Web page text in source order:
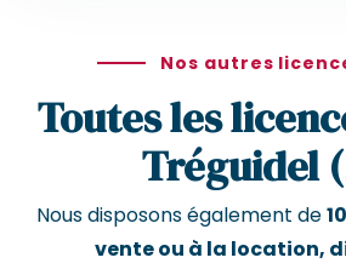
Nos autres
Toutes les
Tréguidel
Nous disposons également de
vente ou à la location,